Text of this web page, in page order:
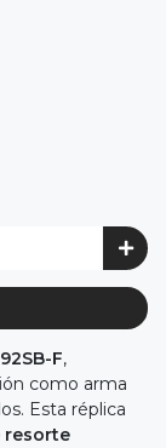
F,
como arma
Esta réplica
resorte